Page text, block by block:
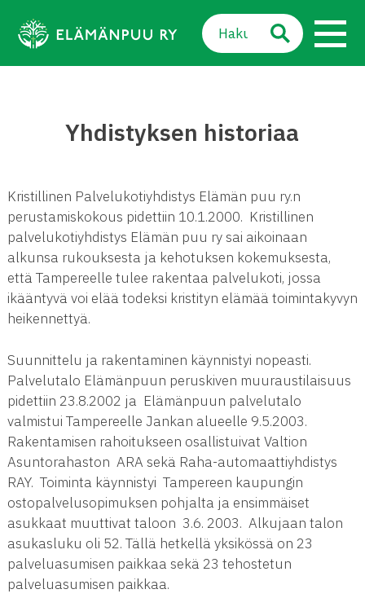
sisältöön
Haku:
SULJE VALIKKO
Yhdistyksen historiaa
Kristillinen Palvelukotiyhdistys Elämän puu ry.n
perustamiskokous pidettiin 10.1.2000. Kristillinen
palvelukotiyhdistys Elämän puu ry sai aikoinaan
alkunsa rukouksesta ja kehotuksen kokemuksesta,
että Tampereelle tulee rakentaa palvelukoti, jossa
ikääntyvä voi elää todeksi kristityn elämää toimintakyvyn
heikennettyä.
Suunnittelu ja rakentaminen käynnistyi nopeasti.
Palvelutalo Elämänpuun peruskiven muuraustilaisuus
pidettiin 23.8.2002 ja Elämänpuun palvelutalo
valmistui Tampereelle Jankan alueelle 9.5.2003.
Rakentamisen rahoitukseen osallistuivat Valtion
Asuntorahaston ARA sekä Raha-automaattiyhdistys
RAY. Toiminta käynnistyi Tampereen kaupungin
ostopalvelusopimuksen pohjalta ja ensimmäiset
asukkaat muuttivat taloon 3.6. 2003. Alkujaan talon
asukasluku oli 52. Tällä hetkellä yksikössä on 23
palveluasumisen paikkaa sekä 23 tehostetun
palveluasumisen paikkaa.